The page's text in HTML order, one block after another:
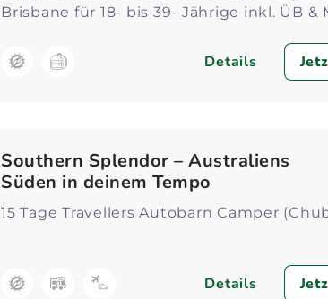
Brisbane für 18- bis 39- Jährige inkl. ÜB &
Details
Southern Splendor – Australiens
Süden in deinem Tempo
15 Tage Travellers Autobarn Camper
Details